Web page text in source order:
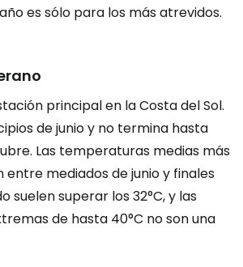
es sólo para los más atrevidos.
principal en la Costa del Sol.
de junio y no termina hasta
Las temperaturas medias más
entre mediados de junio y finales
suelen superar los 32°C, y las
de hasta 40°C no son una